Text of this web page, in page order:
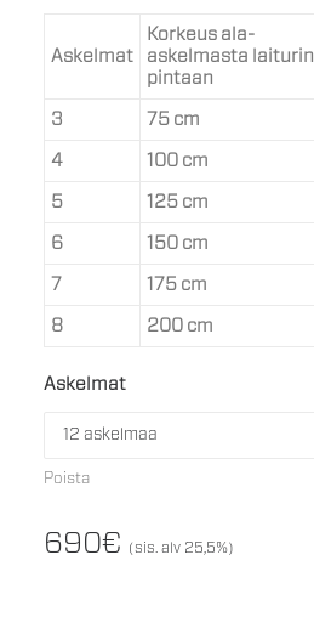
Askelmat
Korkeus ala-
askelmasta laiturin
pintaan
3 75 cm
4 100 cm
5 125 cm
6 150 cm
7 175 cm
8 200 cm
Askelmat
Poista
690€ (sis. alv 25,5%)